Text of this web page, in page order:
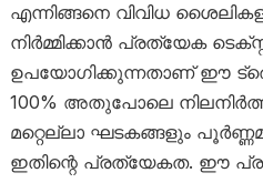
എന്നിങ്ങനെ വിവിധ
നിർമ്മിക്കാൻ പ്രത്യേക
ഉപയോഗിക്കുന്നതാണ് ഈ
100% അതുപോലെ
മറ്റെല്ലാ ഘടകങ്ങളും
ഇതിന്റെ പ്രത്യേകത. ഈ